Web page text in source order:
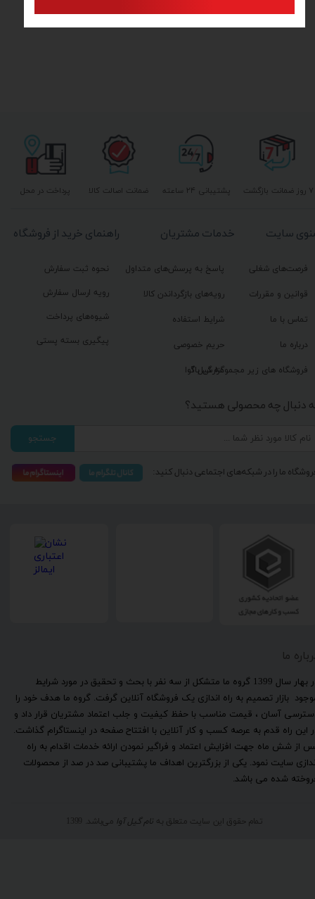
ما
​در بهار سال 1399 گروه ما متشکل از سه نفر با بحث و تحقیق در مورد شرایط
بازار تصمیم به راه اندازی یک فروشگاه آنلاین گرفت. گروه ما هدف خود را
آسان ، قیمت مناسب با حفظ کیفیت و جلب اعتماد مشتریان قرار داد و
این راه قدم به عرصه کسب و کار آنلاین با افتتاح صفحه در اینستاگرام گذاشت.
از شش ماه جهت افزایش اعتماد و فراگیر نمودن ارائه خدمات اقدام به راه
سایت نمود. یکی از بزرگترین اهداف ما پشتیبانی صد در صد از محصولات
شده می باشد.
تمام حقوق این سایت متعلق به نام گیل آوا می‌باشد. 1399
پشتیبانی ۲۴ ساعته پرداخت در محل ۷ روز ضمانت بازگشت ضمانت اصالت کالا
راهنمای خرید از فروشگاه
نحوه ثبت سفارش
رویه ارسال سفارش
شیوه‌های پرداخت
پیگیری بسته پستی
خدمات مشتریان
پاسخ به پرسش‌های متداول
رویه‌های بازگرداندن کالا
شرایط استفاده
حریم خصوصی
گزارش باگ
سایت
فرصت‌های شغلی
قوانین و مقررات
تماس با ما
درباره ما
فروشگاه های زیر مجموعه گیل آوا
دنبال چه محصولی هستید؟
جستجو
ما را در شبکه‌های اجتماعی دنبال کنید: